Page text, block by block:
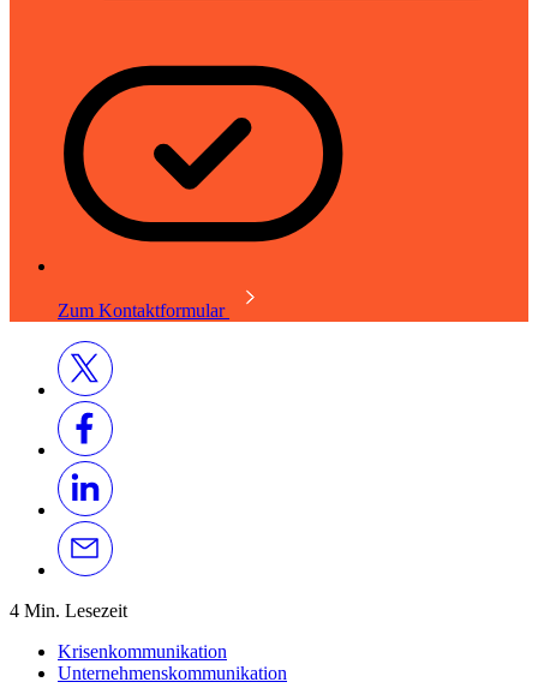
Zum Kontaktformular
4 Min. Lesezeit
Krisenkommunikation
Unternehmenskommunikation